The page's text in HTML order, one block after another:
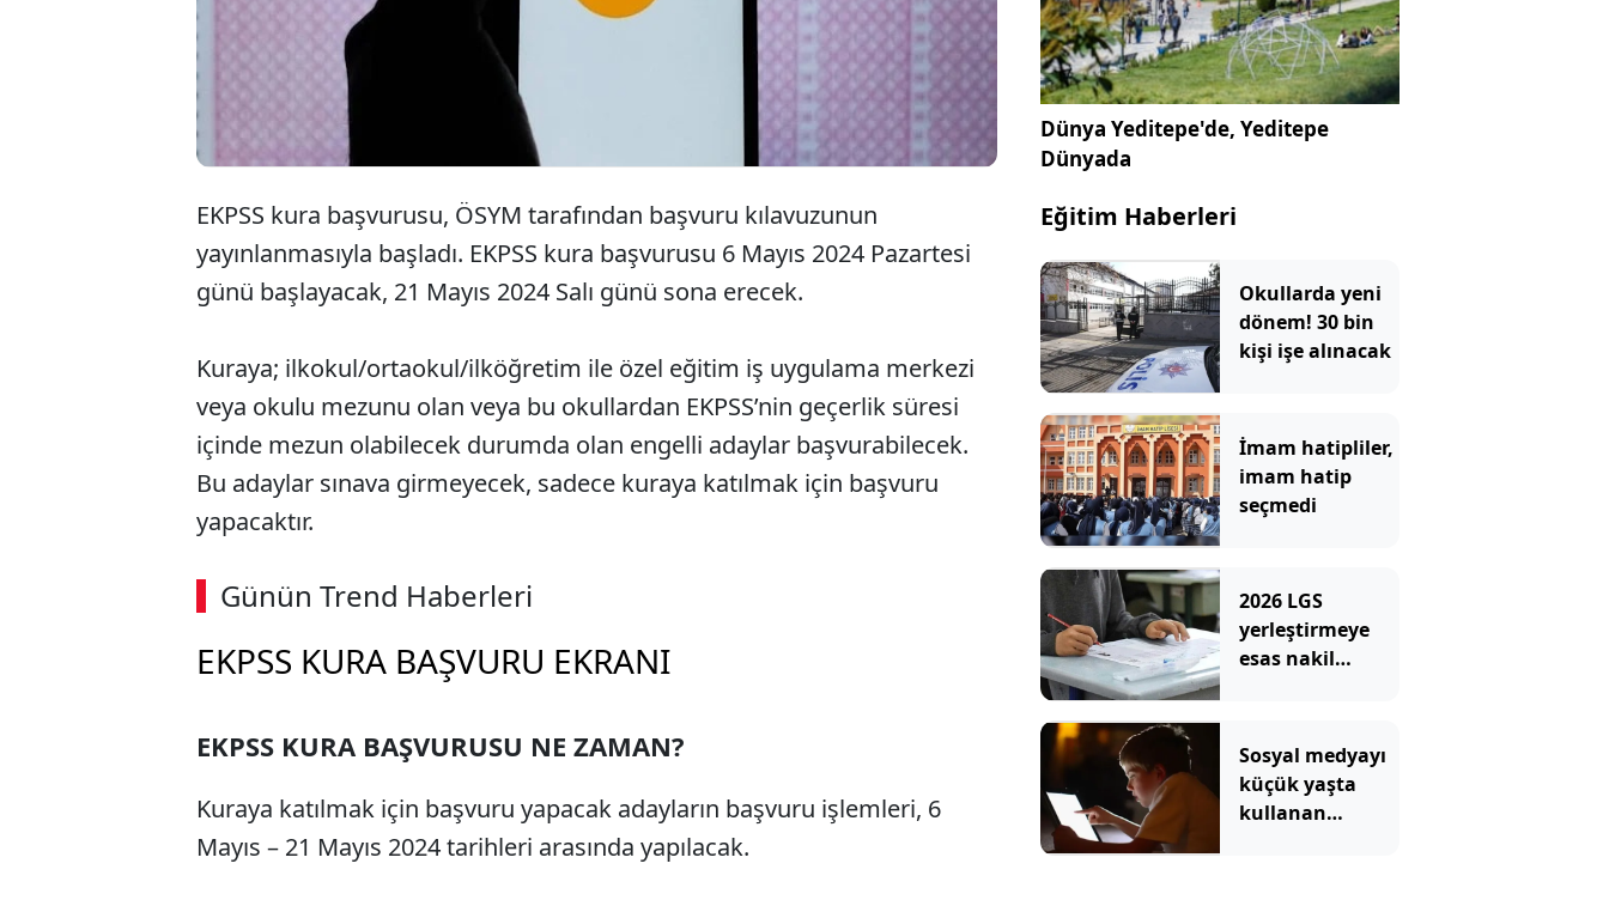
EKPSS kura başvurusu, ÖSYM tarafından başvuru kılavuzunun
yayınlanmasıyla başladı. EKPSS kura başvurusu 6 Mayıs 2024 Pazartesi
günü başlayacak, 21 Mayıs 2024 Salı günü sona erecek.
Kuraya; ilkokul/ortaokul/ilköğretim ile özel eğitim iş uygulama merkezi
veya okulu mezunu olan veya bu okullardan EKPSS’nin geçerlik süresi
içinde mezun olabilecek durumda olan engelli adaylar başvurabilecek.
Bu adaylar sınava girmeyecek, sadece kuraya katılmak için başvuru
yapacaktır.
Günün Trend Haberleri
EKPSS KURA BAŞVURU EKRANI
EKPSS KURA BAŞVURUSU NE ZAMAN?
Kuraya katılmak için başvuru yapacak adayların başvuru işlemleri, 6
Mayıs – 21 Mayıs 2024 tarihleri arasında yapılacak.
Dünya Yeditepe'de, Yeditepe
Dünyada
Eğitim Haberleri
Okullarda yeni
dönem! 30 bin
kişi işe alınacak
İmam hatipliler,
imam hatip
seçmedi
2026 LGS
yerleştirmeye
esas nakil
yapılır?
Sosyal medyayı
küçük yaşta
kullanan